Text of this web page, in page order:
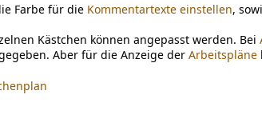
Farbe für die Kommentartexte einstellen,
Kästchen können angepasst werden. Bei
Aber für die Anzeige der Arbeitspläne